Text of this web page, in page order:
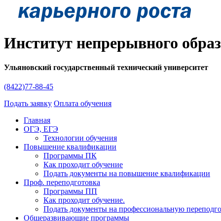
Институт непрерывного
Ульяновский государственный технический университет
(8422)77-88-45
Подать заявку Оплата обучения
Главная
ОГЭ, ЕГЭ
Технологии обучения
Повышение квалификации
Программы ПК
Как проходит обучение
Подать документы на повышение квалификации
Проф. переподготовка
Программы ПП
Как проходит обучение.
Подать документы на профессиональную
Общеразвивающие программы